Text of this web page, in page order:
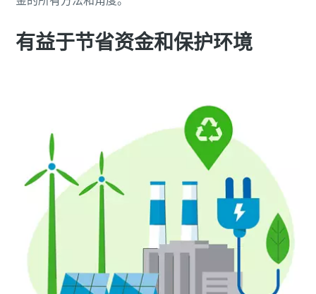
有益于节省资金和保护环境